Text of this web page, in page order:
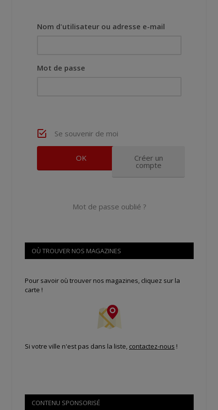
Nom d'utilisateur ou adresse e-mail
Mot de passe
Se souvenir de moi
Créer un
compte
Mot de passe oublié ?
OÙ TROUVER NOS MAGAZINES
Pour savoir où trouver nos magazines, cliquez sur la
carte !
Si votre ville n'est pas dans la liste, contactez-nous !
CONTENU SPONSORISÉ